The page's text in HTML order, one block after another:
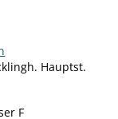
Hauptst.
F